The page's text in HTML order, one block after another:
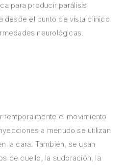
para producir parálisis
desde el punto de vista clínico
neurológicas.
temporalmente el movimiento
a menudo se utilizan
la cara. También, se usan
de cuello, la sudoración, la